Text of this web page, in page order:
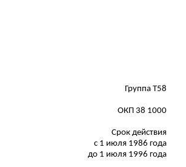
Группа Т58
ОКП 38 1000
Срок действия
с 1 июля 1986 года
до 1 июля 1996 года